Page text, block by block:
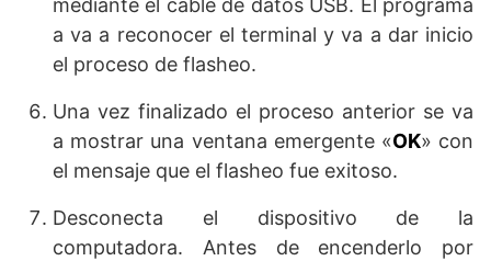
mediante el cable de datos USB. El programa
a va a reconocer el terminal y va a dar inicio
el proceso de flasheo.
Una vez finalizado el proceso anterior se va
a mostrar una ventana emergente «OK» con
el mensaje que el flasheo fue exitoso.
Desconecta el dispositivo de la
computadora. Antes de encenderlo por